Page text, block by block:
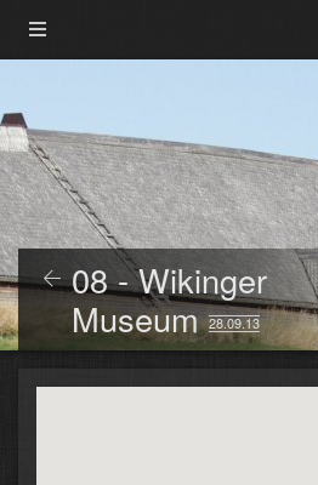
08 - Wikinger
Museum28.09.13